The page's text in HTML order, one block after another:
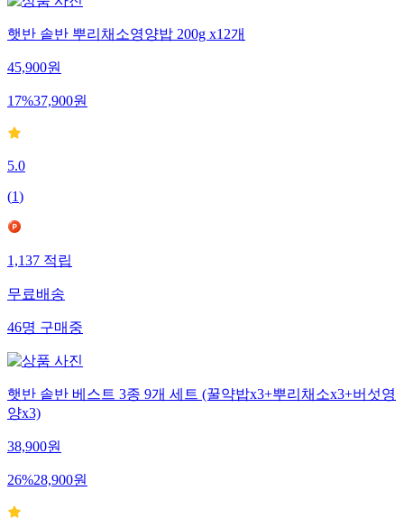
햇반 솥반 뿌리채소영양밥 200g x12개
45,900원
17%37,900원
5.0
(1)
1,137적립
무료배송
46명구매중
햇반 솥반 베스트 3종 9개 세트 (꿀약밥x3+뿌리채소x3+버섯영
양x3)
38,900원
26%28,900원